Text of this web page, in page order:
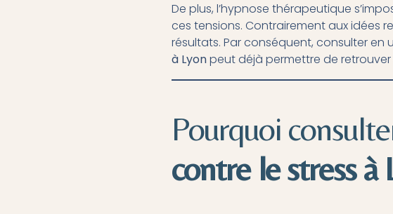
De plus, l’hypnose thérapeutique
ces tensions. Contrairement aux idées
résultats. Par conséquent, consulter
à Lyonpeut déjà permettre de
Pourquoi
contre le stress à